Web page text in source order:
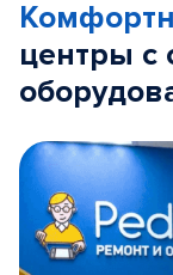
центры с